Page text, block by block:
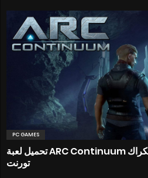
PC GAMES
تحميل لعبة ARC Continuum بكراك CODEX برابط مباشر و
تورنت